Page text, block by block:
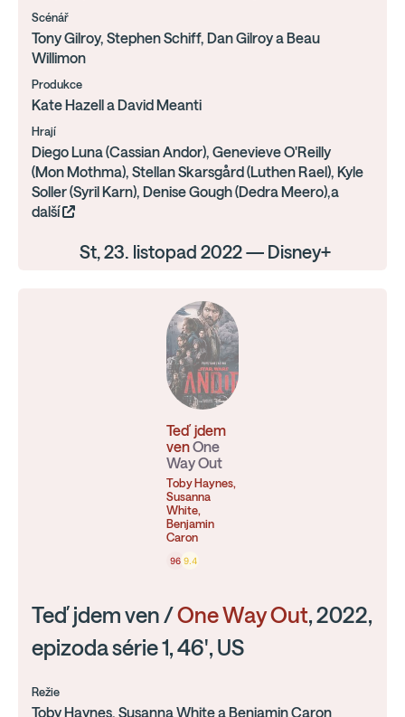
Scénář
Tony Gilroy, Stephen Schiff, Dan Gilroy a Beau
Willimon
Produkce
Kate Hazell a David Meanti
Hrají
Diego Luna (Cassian Andor), Genevieve O'Reilly
(Mon Mothma), Stellan Skarsgård (Luthen Rael), Kyle
Soller (Syril Karn), Denise Gough (Dedra Meero),a
další
St, 23. listopad 2022 — Disney+
Teď jdem
venOne
Way Out
Toby Haynes,
Susanna
White,
Benjamin
Caron
96 9.4
Teď jdem ven /One Way Out, 2022,
epizoda série 1, 46', US
Režie
Toby Haynes, Susanna White a Benjamin Caron